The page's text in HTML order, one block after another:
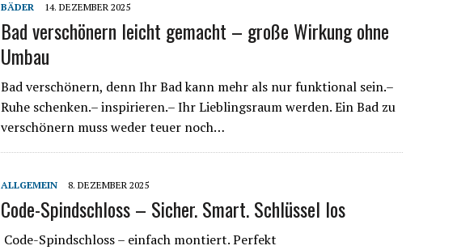
BÄDER 14. DEZEMBER 2025
Bad verschönern leicht gemacht – große Wirkung ohne
Umbau
Bad verschönern, denn Ihr Bad kann mehr als nur funktional sein.–
Ruhe schenken.– inspirieren.– Ihr Lieblingsraum werden. Ein Bad zu
verschönern muss weder teuer noch…
ALLGEMEIN 8. DEZEMBER 2025
Code-Spindschloss – Sicher. Smart. Schlüssel los
Code-Spindschloss – einfach montiert. Perfekt